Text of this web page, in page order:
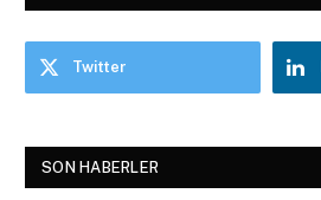
Twitter
SON HABERLER